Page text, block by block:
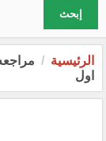
إبحث
الرئيسية
اول